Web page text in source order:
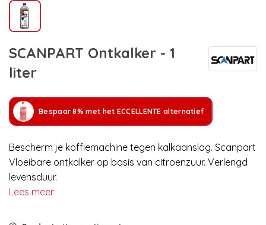
SCANPART Ontkalker - 1
liter
Bespaar 8% met het ECCELLENTE alternatief
Bescherm je koffiemachine tegen kalkaanslag. Scanpart
Vloeibare ontkalker op basis van citroenzuur. Verlengd
levensduur.
Lees meer